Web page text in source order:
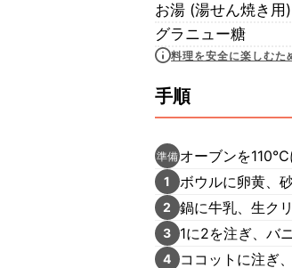
お湯 (湯せん焼き用)
グラニュー糖
料理を安全に楽しむた
手順
準備 オーブンを110℃
1 ボウルに卵黄、
2 鍋に牛乳、生ク
3 1に2を注ぎ、バ
4 ココットに注ぎ